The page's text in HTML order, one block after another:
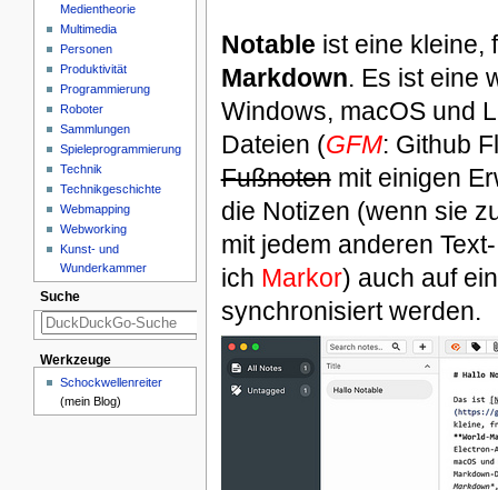
Notable ist eine kleine,
Markdown. Es ist eine
Windows, macOS und
Dateien (GFM: Github
Fußnotenmit einigen
die Notizen (wenn sie
mit jedem anderen
ich Markor) auch auf
synchronisiert werden.
Medientheorie
Multimedia
Personen
Produktivität
Programmierung
Roboter
Sammlungen
Spieleprogrammierung
Technik
Technikgeschichte
Webmapping
Webworking
Kunst- und
Wunderkammer
Suche
Werkzeuge
Schockwellenreiter
(mein Blog)